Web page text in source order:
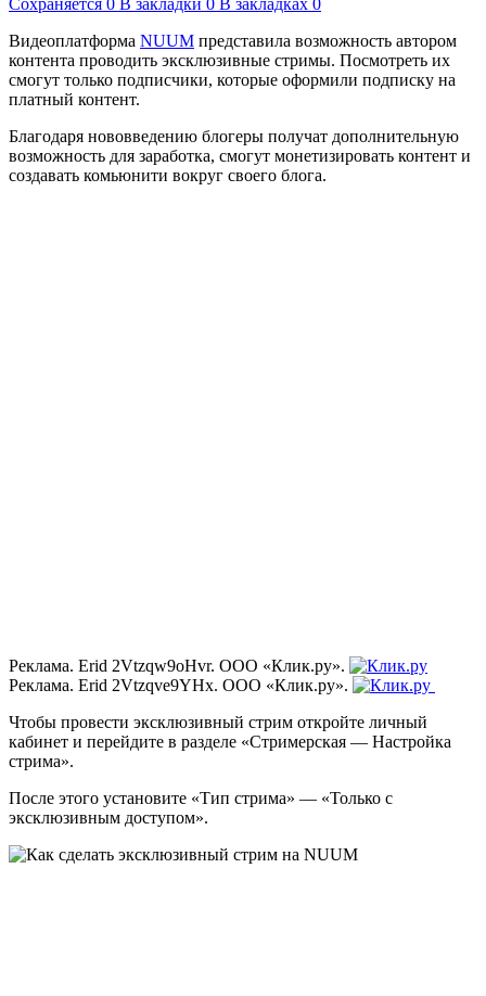
Сохраняется 0 В закладки 0 В закладках 0
Видеоплатформа NUUM представила возможность автором
контента проводить эксклюзивные стримы. Посмотреть их
смогут только подписчики, которые оформили подписку на
платный контент.
Благодаря нововведению блогеры получат дополнительную
возможность для заработка, смогут монетизировать контент и
создавать комьюнити вокруг своего блога.
Реклама. Erid 2Vtzqw9oHvr. ООО «Клик.ру».
Реклама. Erid 2Vtzqve9YHx. ООО «Клик.ру».
Чтобы провести эксклюзивный стрим откройте личный
кабинет и перейдите в разделе «Стримерская — Настройка
стрима».
После этого установите «Тип стрима» — «Только с
эксклюзивным доступом».